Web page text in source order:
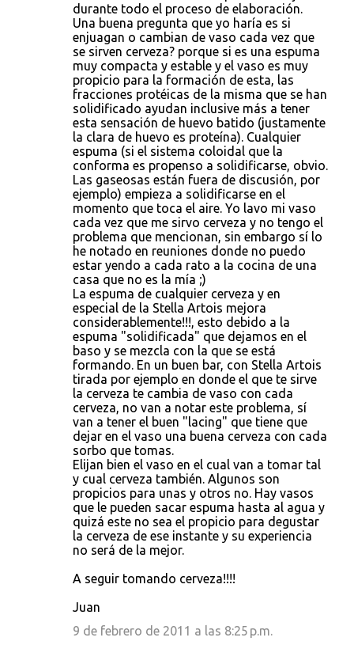
durante todo el proceso de elaboración.
Una buena pregunta que yo haría es si
enjuagan o cambian de vaso cada vez que
se sirven cerveza? porque si es una espuma
muy compacta y estable y el vaso es muy
propicio para la formación de esta, las
fracciones protéicas de la misma que se han
solidificado ayudan inclusive más a tener
esta sensación de huevo batido (justamente
la clara de huevo es proteína). Cualquier
espuma (si el sistema coloidal que la
conforma es propenso a solidificarse, obvio.
Las gaseosas están fuera de discusión, por
ejemplo) empieza a solidificarse en el
momento que toca el aire. Yo lavo mi vaso
cada vez que me sirvo cerveza y no tengo el
problema que mencionan, sin embargo sí lo
he notado en reuniones donde no puedo
estar yendo a cada rato a la cocina de una
casa que no es la mía ;)
La espuma de cualquier cerveza y en
especial de la Stella Artois mejora
considerablemente!!!, esto debido a la
espuma "solidificada" que dejamos en el
baso y se mezcla con la que se está
formando. En un buen bar, con Stella Artois
tirada por ejemplo en donde el que te sirve
la cerveza te cambia de vaso con cada
cerveza, no van a notar este problema, sí
van a tener el buen "lacing" que tiene que
dejar en el vaso una buena cerveza con cada
sorbo que tomas.
Elijan bien el vaso en el cual van a tomar tal
y cual cerveza también. Algunos son
propicios para unas y otros no. Hay vasos
que le pueden sacar espuma hasta al agua y
quizá este no sea el propicio para degustar
la cerveza de ese instante y su experiencia
no será de la mejor.
A seguir tomando cerveza!!!!
Juan
9 de febrero de 2011 a las 8:25 p.m.